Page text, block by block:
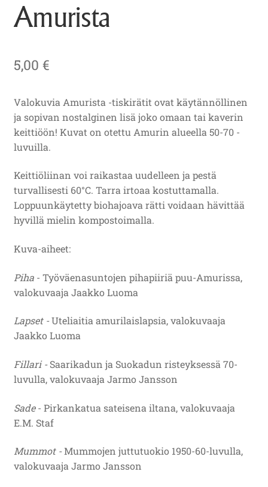
Amurista
5,00 €
Valokuvia Amurista -tiskirätit ovat käytännöllinen
ja sopivan nostalginen lisä joko omaan tai kaverin
keittiöön! Kuvat on otettu Amurin alueella 50-70 -
luvuilla.
Keittiöliinan voi raikastaa uudelleen ja pestä
turvallisesti 60°C. Tarra irtoaa kostuttamalla.
Loppuunkäytetty biohajoava rätti voidaan hävittää
hyvillä mielin kompostoimalla.
Kuva-aiheet:
Piha - Työväenasuntojen pihapiiriä puu-Amurissa,
valokuvaaja Jaakko Luoma
Lapset -Uteliaitia amurilaislapsia, valokuvaaja
Jaakko Luoma
Fillari - Saarikadun ja Suokadun risteyksessä 70-
luvulla, valokuvaaja Jarmo Jansson
Sade- Pirkankatua sateisena iltana, valokuvaaja
E.M. Staf
Mummot -Mummojen juttutuokio 1950-60-luvulla,
valokuvaaja Jarmo Jansson